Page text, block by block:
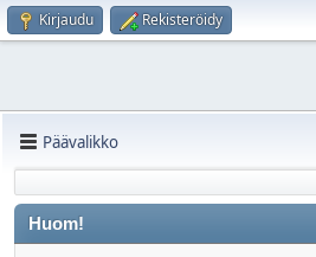
Kirjaudu Rekisteröidy
Päävalikko
Huom!